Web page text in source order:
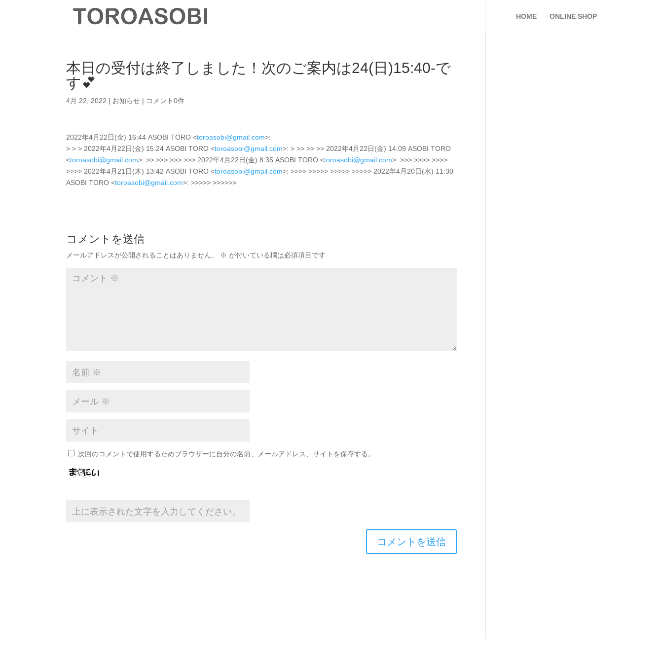
HOME ONLINE SHOP
本日の受付は終了しました！次のご案内は24(日)15:40-で
す💕
4月 22, 2022 | お知らせ | コメント0件
2022年4月22日(金) 16:44 ASOBI TORO <toroasobi@gmail.com>:
> > > 2022年4月22日(金) 15:24 ASOBI TORO <toroasobi@gmail.com>: > >> >> >> 2022年4月22日(金) 14:09 ASOBI TORO
<toroasobi@gmail.com>: >> >>> >>> >>> 2022年4月22日(金) 8:35 ASOBI TORO <toroasobi@gmail.com>: >>> >>>> >>>>
>>>> 2022年4月21日(木) 13:42 ASOBI TORO <toroasobi@gmail.com>: >>>> >>>>> >>>>> >>>>> 2022年4月20日(水) 11:30
ASOBI TORO <toroasobi@gmail.com>: >>>>> >>>>>>
コメントを送信
メールアドレスが公開されることはありません。 ※ が付いている欄は必須項目です
次回のコメントで使用するためブラウザーに自分の名前、メールアドレス、サイトを保存する。